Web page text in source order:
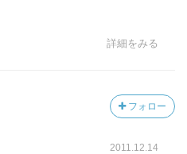
詳細をみる
フォロー
2011.12.14